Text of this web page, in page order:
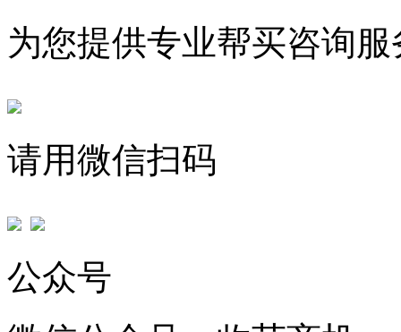
为您提供专业帮买咨询服
请用微信扫码
公众号